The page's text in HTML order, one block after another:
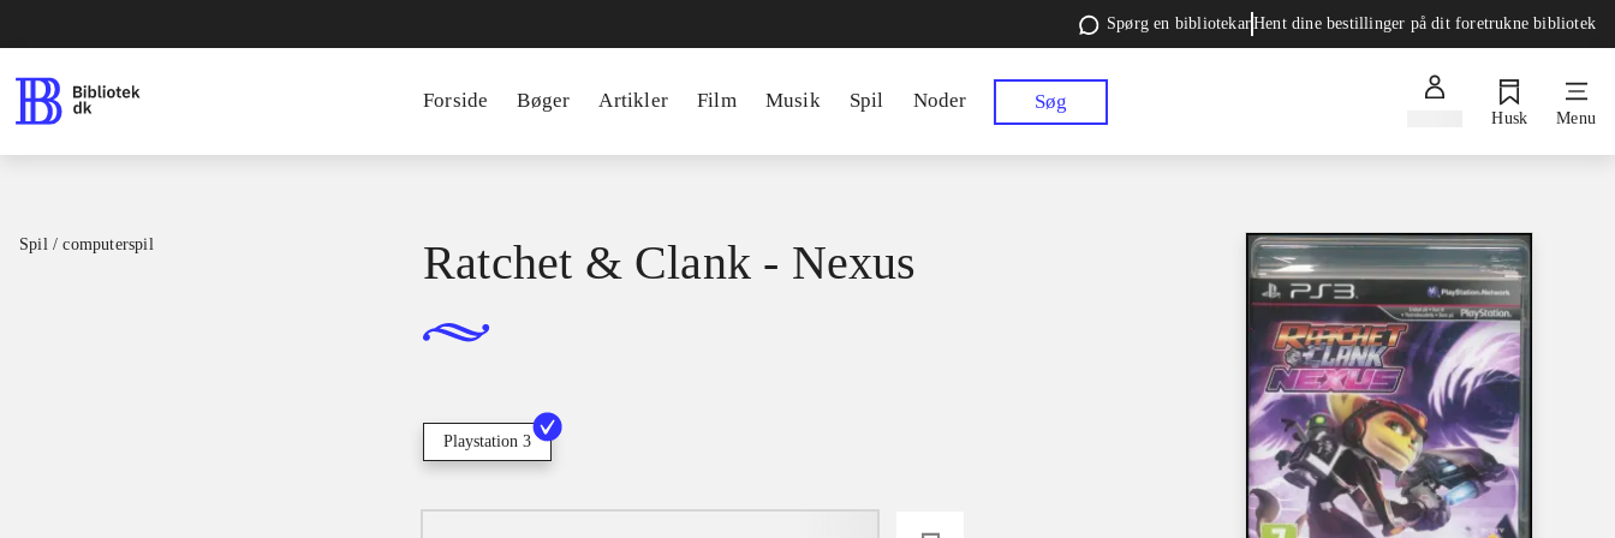
Spørg en bibliotekarHent dine bestillinger på dit foretrukne bibliotek
Forside Bøger Artikler Film Musik Spil Noder Søg
Husk Menu
Spil / computerspil Ratchet & Clank - Nexus
Playstation 3